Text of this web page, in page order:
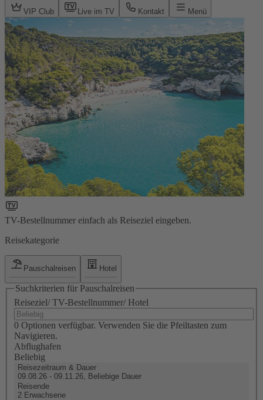
VIP Club Live im TV Kontakt Menü
TV-Bestellnummer einfach als Reiseziel eingeben.
Reisekategorie
Pauschalreisen Hotel
Suchkriterien für Pauschalreisen
Reiseziel/ TV-Bestellnummer/ Hotel
0 Optionen verfügbar. Verwenden Sie die Pfeiltasten zum
Navigieren.
Abflughafen
Beliebig
Reisezeitraum & Dauer
09.08.26 - 09.11.26, Beliebige Dauer
Reisende
2 Erwachsene